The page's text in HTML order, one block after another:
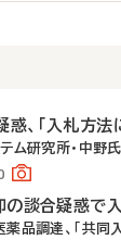
、「入札方法
テム研究所・中野
談合疑惑で
品調達、「共同入